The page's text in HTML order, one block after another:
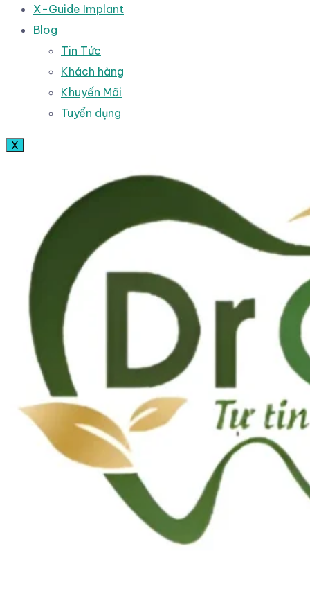
X-Guide Implant
Blog
Tin Tức
Khách hàng
Khuyến Mãi
Tuyển dụng
X